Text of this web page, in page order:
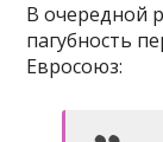
В очередной
пагубность
Евросоюз: